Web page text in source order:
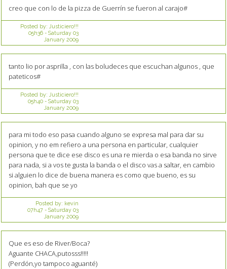
creo que con lo de la pizza de Guerrín se fueron al carajo#
Posted by: Justiciero!!!
05h36- Saturday 03
January 2009
tanto lio por asprilla , con las boludeces que escuchan algunos , que
pateticos#
Posted by: Justiciero!!!
05h40- Saturday 03
January 2009
para mi todo eso pasa cuando alguno se expresa mal para dar su
opinion, y no em refiero a una persona en particular, cualquier
persona que te dice ese disco es una re mierda o esa banda no sirve
para nada, si a vos te gusta la banda o el disco vas a saltar, en cambio
si alguien lo dice de buena manera es como que bueno, es su
opinion, bah que se yo
Posted by: kevin
07h47- Saturday 03
January 2009
Que es eso de River/Boca?
Aguante CHACA,putosss!!!!!
(Perdón,yo tampoco aguanté)